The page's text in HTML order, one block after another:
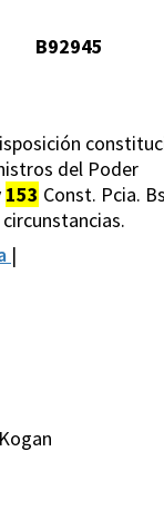
B92945
del Poder
153 Const. Pcia.
|